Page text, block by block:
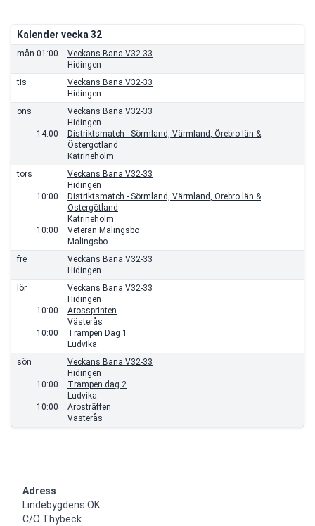
Kalender vecka 32
mån 01:00
Veckans Bana V32-33
Hidingen
tis
Veckans Bana V32-33
Hidingen
ons
Veckans Bana V32-33
Hidingen
14:00
Distriktsmatch - Sörmland, Värmland, Örebro län &
Östergötland
Katrineholm
tors
Veckans Bana V32-33
Hidingen
10:00
Distriktsmatch - Sörmland, Värmland, Örebro län &
Östergötland
Katrineholm
10:00
Veteran Malingsbo
Malingsbo
fre
Veckans Bana V32-33
Hidingen
lör
Veckans Bana V32-33
Hidingen
10:00
Arossprinten
Västerås
10:00
Trampen Dag 1
Ludvika
sön
Veckans Bana V32-33
Hidingen
10:00
Trampen dag 2
Ludvika
10:00
Arosträffen
Västerås
Adress
Lindebygdens OK
C/O Thybeck